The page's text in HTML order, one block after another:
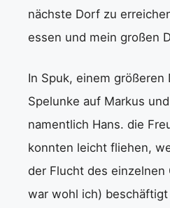
nächste Dorf zu
essen und mein großen
In Spuk, einem
Spelunke auf Markus
namentlich Hans. die
konnten leicht fliehen,
der Flucht des einzelnen
war wohl ich)